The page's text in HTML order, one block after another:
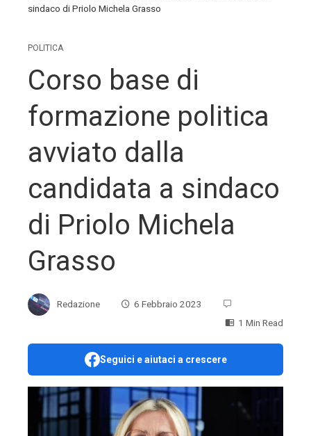
sindaco di Priolo Michela Grasso
POLITICA
Corso base di
formazione politica
avviato dalla
candidata a sindaco
di Priolo Michela
Grasso
Redazione
6 Febbraio 2023
1 Min Read
Seguici e aiutaci a crescere